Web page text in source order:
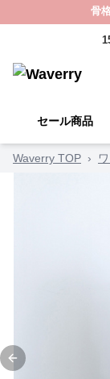
骨
セール商品
Waverry TOP ›
Previous slide